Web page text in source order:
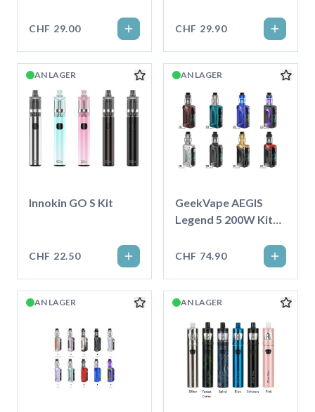
CHF 29.00 CHF 29.90
AN LAGER
Innokin GO S Kit
CHF 22.50
AN LAGER
GeekVape AEGIS
Legend 5 200W Kit
CHF 74.90
AN LAGER AN LAGER